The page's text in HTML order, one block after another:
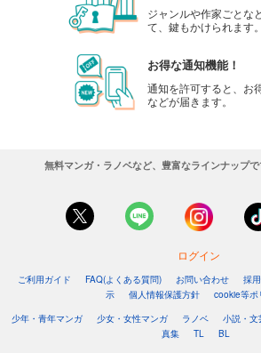
ジャンルや作家ごとな
て、鍵もかけられます。
お得な通知機能！
通知を許可すると、お
などが届きます。
無料マンガ・ラノベなど、豊富なラインナップで
ログイン
ご利用ガイド FAQ(よくある質問) お問い合わせ 採
示
個人情報保護方針
cookie等ポ
少年・青年マンガ
少女・女性マンガ ラノベ 小説・文
真集
TL BL